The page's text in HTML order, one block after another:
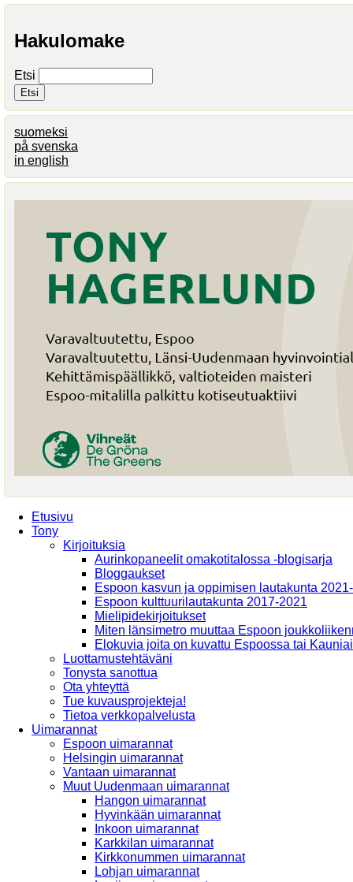
Hakulomake
Etsi
suomeksi
på svenska
in english
Etusivu
Tony
Kirjoituksia
Aurinkopaneelit omakotitalossa -blogisarja
Bloggaukset
Espoon kasvun ja oppimisen lautakunta
Espoon kulttuurilautakunta 2017-2021
Mielipidekirjoitukset
Miten länsimetro muuttaa Espoon
Elokuvia joita on kuvattu Espoossa tai
Luottamustehtäväni
Tonysta sanottua
Ota yhteyttä
Tue kuvausprojekteja!
Tietoa verkkopalvelusta
Uimarannat
Espoon uimarannat
Helsingin uimarannat
Vantaan uimarannat
Muut Uudenmaan uimarannat
Hangon uimarannat
Hyvinkään uimarannat
Inkoon uimarannat
Karkkilan uimarannat
Kirkkonummen uimarannat
Lohjan uimarannat